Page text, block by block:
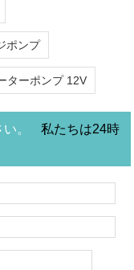
ポンプ
ターポンプ 12V
。
私たちは24時